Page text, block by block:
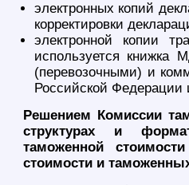
электронных копий
корректировки
электронной копии
используется книжка
(перевозочными) и
Российской Федерации
Решением Комиссии
структурах и
таможенной
стоимости и